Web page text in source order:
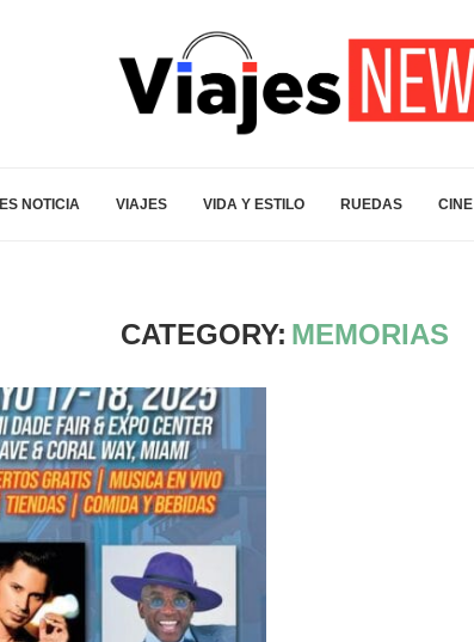
ES NOTICIA VIAJES VIDA Y ESTILO RUEDAS CINE
CATEGORY: MEMORIAS